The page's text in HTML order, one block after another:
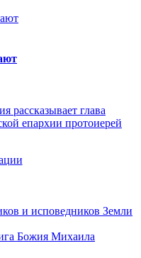
рассказывает глава
епархии протоиерей